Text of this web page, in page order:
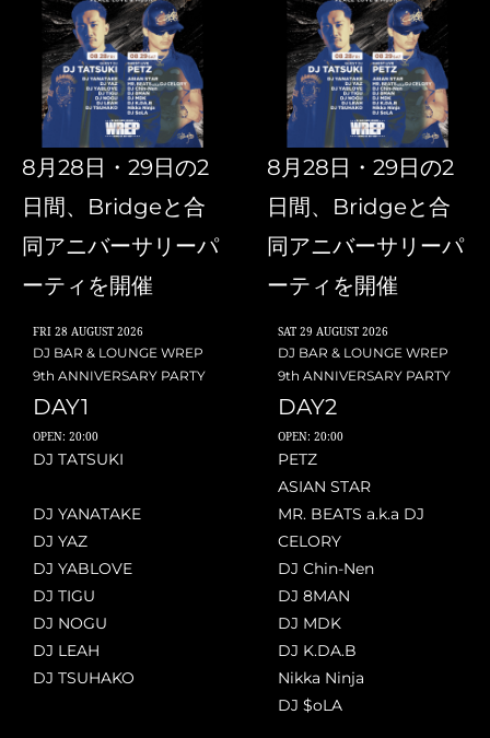
8月28日・29日の2
日間、Bridgeと合
同アニバーサリーパ
ーティを開催
FRI 28 AUGUST 2026
DJ BAR & LOUNGE WREP
9th ANNIVERSARY PARTY
DAY1
OPEN: 20:00
DJ TATSUKI
DJ YANATAKE
DJ YAZ
DJ YABLOVE
DJ TIGU
DJ NOGU
DJ LEAH
DJ TSUHAKO
8月28日・29日の2
日間、Bridgeと合
同アニバーサリーパ
ーティを開催
SAT 29 AUGUST 2026
DJ BAR & LOUNGE WREP
9th ANNIVERSARY PARTY
DAY2
OPEN: 20:00
PETZ
ASIAN STAR
MR. BEATS a.k.a DJ
CELORY
DJ Chin-Nen
DJ 8MAN
DJ MDK
DJ K.DA.B
Nikka Ninja
DJ $oLA